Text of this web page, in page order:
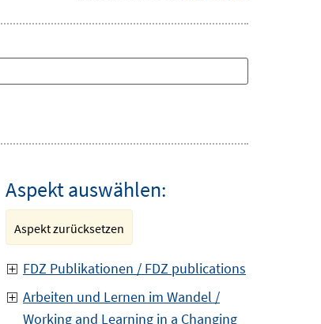
Aspekt auswählen:
Aspekt zurücksetzen
FDZ Publikationen / FDZ publications
Arbeiten und Lernen im Wandel /
Working and Learning in a Changing